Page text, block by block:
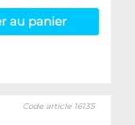
au panier
Code article 16135